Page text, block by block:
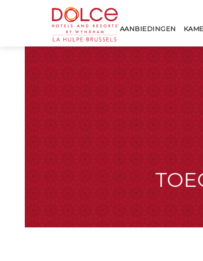
31
Dolce
La
Hulpe
Brussels
AANBIEDINGEN